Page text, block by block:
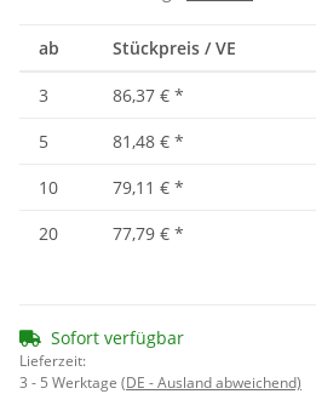
ab Stückpreis / VE
3 86,37 € *
5
81,48 € *
10
79,11 € *
20
77,79 € *
Sofort verfügbar
Lieferzeit:
3 - 5 Werktage (DE - Ausland abweichend)